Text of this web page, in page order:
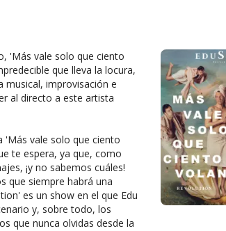
'Más vale solo que ciento
que lleva la locura,
improvisación e
al directo a este artista
'Más vale solo que ciento
te espera, ya que, como
¡y no sabemos cuáles!
que siempre habrá una
es un show en el que Edu
y, sobre todo, los
que nunca olvidas desde la